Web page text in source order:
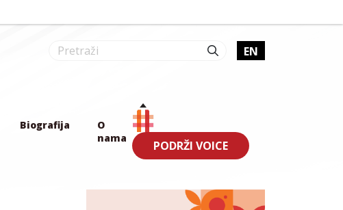
EN
Biografija
O
nama
PODRŽI VOICE